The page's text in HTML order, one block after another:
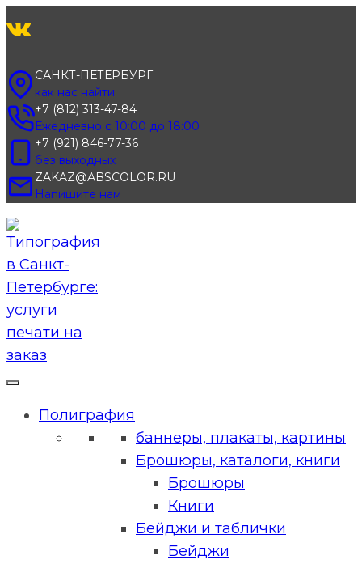
к
САНКТ-ПЕТЕРБУРГ
как нас найти
+7 (812) 313-47-84
Ежедневно с 10:00 до 18:00
+7 (921) 846-77-36
без выходных
ZAKAZ@ABSCOLOR.RU
Напишите нам
Полиграфия
баннеры, плакаты, картины
Брошюры, каталоги, книги
Брошюры
Книги
Бейджи и таблички
Бейджи